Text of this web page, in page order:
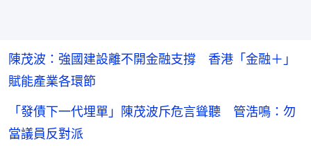
陳茂波：強國建設離不開金融支撐 香港「金融＋」
賦能產業各環節
「發債下一代埋單」陳茂波斥危言聳聽 管浩鳴：勿
當議員反對派